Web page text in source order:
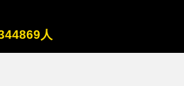
44869人